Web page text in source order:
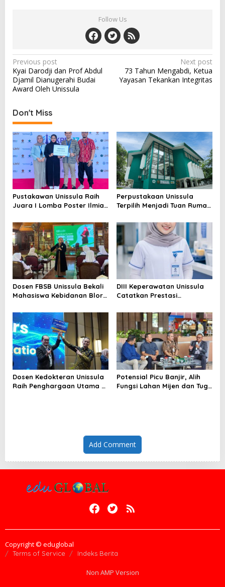
Follow Us
Post
navigation
Previous post
Kyai Darodji dan Prof Abdul
Djamil Dianugerahi Budai
Award Oleh Unissula
Next post
73 Tahun Mengabdi, Ketua
Yayasan Tekankan Integritas
Don't Miss
Pustakawan Unissula Raih
Juara I Lomba Poster Ilmiah
Perpustakaan Unissula
Terpilih Menjadi Tuan Rumah
Dosen FBSB Unissula Bekali
Mahasiswa Kebidanan Blora
Public Speaking
DIII Keperawatan Unissula
Catatkan Prestasi
Mahasiswanya Lulus Uji
Kompetensi Nasional
Dosen Kedokteran Unissula
Raih Penghargaan Utama di
Potensial Picu Banjir, Alih
Fungsi Lahan Mijen dan Tugu
Add Comment
Copyright © eduglobal
Terms of Service Indeks Berita
Non AMP Version